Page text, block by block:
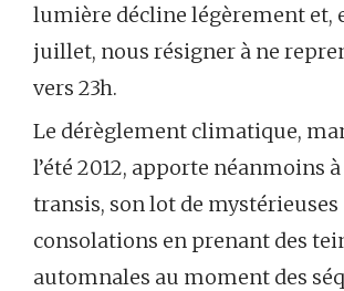
lumière décline légèrement et,
juillet, nous résigner à ne
vers 23h.
Le dérèglement climatique,
l’été 2012, apporte néanmoins
transis, son lot de mystérieuses
consolations en prenant des
automnales au moment des